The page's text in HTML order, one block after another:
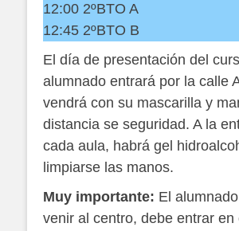
12:00 2ºBTO A
12:45 2ºBTO B
El día de presentación del
alumnado entrará por la calle
vendrá con su mascarilla y
distancia se seguridad. A la
cada aula, habrá gel
limpiarse las manos.
Muy importante: El
venir al centro, debe entrar en